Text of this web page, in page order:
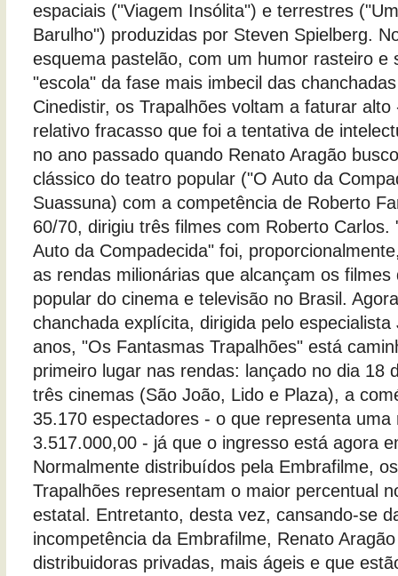
espaciais ("Viagem Insólita") e terrestres
Barulho") produzidas por Steven Spielberg.
esquema pastelão, com um humor rasteiro e
"escola" da fase mais imbecil das
Cinedistir, os Trapalhões voltam a faturar
relativo fracasso que foi a tentativa de
no ano passado quando Renato Aragão
clássico do teatro popular ("O Auto da
Suassuna) com a competência de Roberto
60/70, dirigiu três filmes com Roberto Carlos.
Auto da Compadecida" foi,
as rendas milionárias que alcançam os filmes
popular do cinema e televisão no Brasil.
chanchada explícita, dirigida pelo especialista
anos, "Os Fantasmas Trapalhões" está
primeiro lugar nas rendas: lançado no dia 18
três cinemas (São João, Lido e Plaza), a
35.170 espectadores - o que representa uma
3.517.000,00 - já que o ingresso está agora
Normalmente distribuídos pela Embrafilme,
Trapalhões representam o maior percentual
estatal. Entretanto, desta vez, cansando-se
incompetência da Embrafilme, Renato
distribuidoras privadas, mais ágeis e que